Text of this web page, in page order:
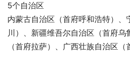
5个自治区
内蒙古自治区（首府呼和浩特）、
川）、新疆维吾尔自治区（首府乌
（首府拉萨）、广西壮族自治区（